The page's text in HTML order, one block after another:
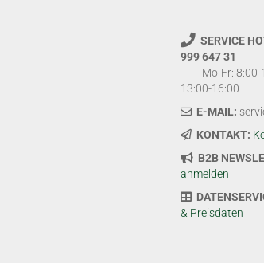
SERVICE
999 647 31
Mo-Fr: 8:00-
13:00-16:00
E-MAIL:
KONTAKT:
B2B
anmelden
& Preisdaten